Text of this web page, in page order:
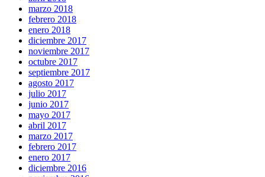
marzo 2018
febrero 2018
enero 2018
diciembre 2017
noviembre 2017
octubre 2017
septiembre 2017
agosto 2017
julio 2017
junio 2017
mayo 2017
abril 2017
marzo 2017
febrero 2017
enero 2017
diciembre 2016